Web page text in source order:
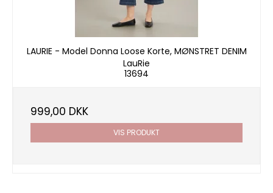
LAURIE - Model Donna Loose Korte, MØNSTRET DENIM
LauRie
13694
999,00 DKK
VIS PRODUKT